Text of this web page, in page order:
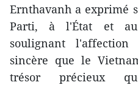
Ernthavanh a exprimé
Parti, à l'État et au
soulignant
sincère que le
trésor précieux